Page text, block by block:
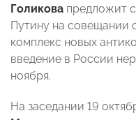
Голикова предложит
Путину на совещании
комплекс новых
введение в России
ноября.
На заседании 19